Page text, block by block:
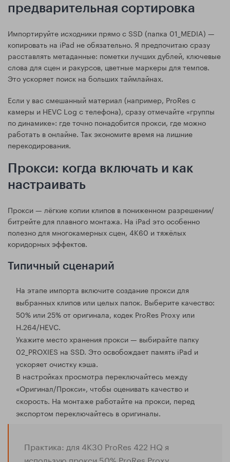
предварительная сортировка
Импортируйте исходники прямо с SSD (папка 01_MEDIA) —
копировать на iPad не обязательно. Я предпочитаю сразу
расставлять метаданные: пометки лучших дублей, ключевые
слова для сцен и ракурсов, цветные маркеры для темпов.
Это ускоряет поиск на больших таймлайнах.
Если у вас смешанный материал (например, ProRes с
камеры и HEVC Log с телефона), сразу отмечайте «группы
по динамике»: где точно понадобится прокси, где можно
работать в онлайне. Так экономите время на лишние
перекодирования.
Прокси: когда включать и как
настраивать
Прокси — лёгкие копии клипов в пониженном разрешении/
битрейте для плавного монтажа. На iPad это особенно
полезно для многокамерных сцен, 4K60 и тяжёлых
коридорных эффектов.
Типичный сценарий
На этапе импорта включите создание прокси для
выбранных клипов или целых папок. Выберите качество:
50% или 25% от оригинала, кодек ProRes Proxy или
H.264/HEVC.
Укажите место хранения прокси — выбирайте папку
02_PROXIES на SSD. Это освобождает память iPad и
ускоряет очистку кэша.
В настройках просмотра переключайтесь между
«Оригинал/Прокси», чтобы оценивать качество и
скорость. На монтаже работайте на прокси, перед
экспортом переключайтесь в оригиналы.
Практика: для 4K30 ProRes 422 HQ я
использую прокси 50% ProRes Proxy.